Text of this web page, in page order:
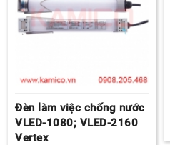
Đèn làm việc chống nước
VLED-1080; VLED-2160
Vertex